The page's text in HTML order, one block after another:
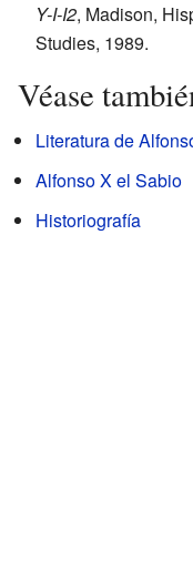
Y-I-I2, Madison,
Studies, 1989.
Véase
Literatura de
Alfonso X el Sabio
Historiografía